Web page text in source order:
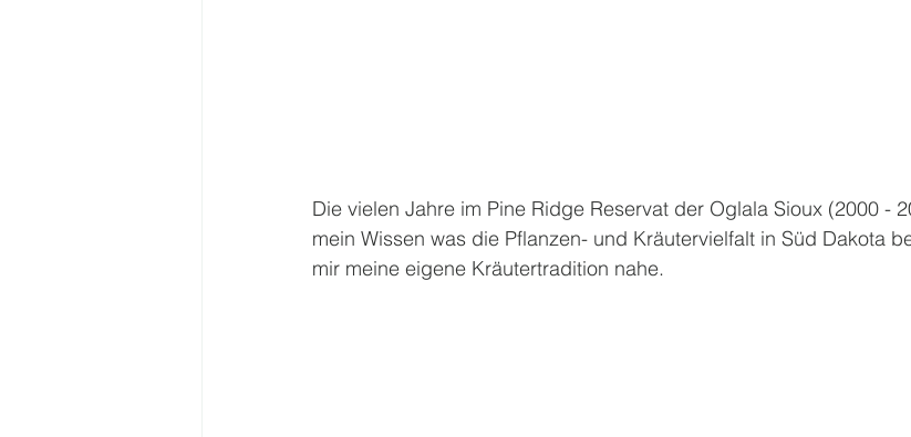
Die vielen Jahre im Pine Ridge Reservat der Oglala Sioux (2000 -
mein Wissen was die Pflanzen- und Kräutervielfalt in Süd Dakota
mir meine eigene Kräutertradition nahe.